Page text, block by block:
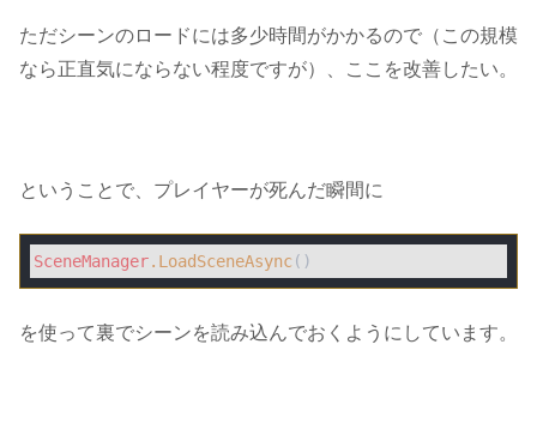
ただシーンのロードには多少時間がかかるので（この規模
なら正直気にならない程度ですが）、ここを改善したい。
ということで、プレイヤーが死んだ瞬間に
SceneManager.LoadSceneAsync()
を使って裏でシーンを読み込んでおくようにしています。